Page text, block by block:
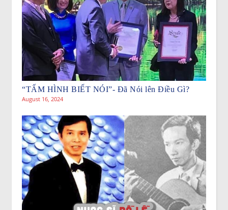
“TẤM HÌNH BIẾT NÓI”- Đã Nói lên Điều Gì?
August 16, 2024